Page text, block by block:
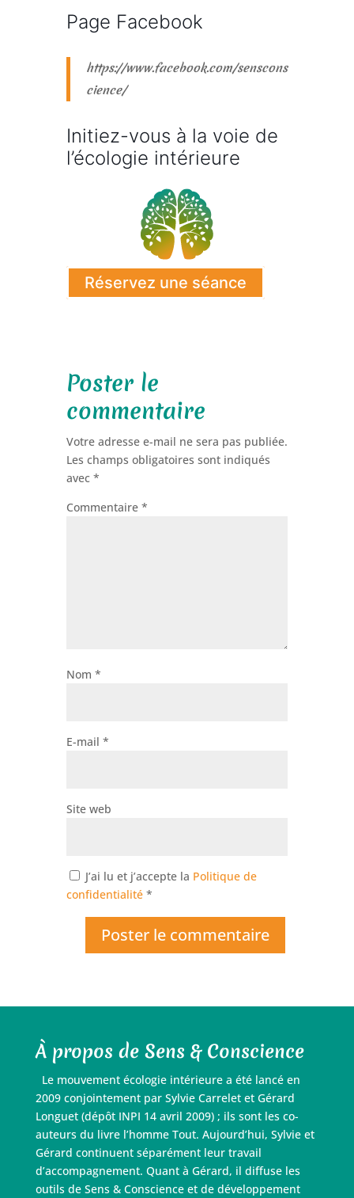
Page Facebook
https://www.facebook.com/senscons
cience/
Initiez-vous à la voie de
l’écologie intérieure
Réservez une séance
Poster le
commentaire
Votre adresse e-mail ne sera pas publiée.
Les champs obligatoires sont indiqués
avec *
Commentaire *
Nom *
E-mail *
Site web
J’ai lu et j’accepte la Politique de
confidentialité *
À propos de Sens & Conscience
Le mouvement écologie intérieure a été lancé en
2009 conjointement par Sylvie Carrelet et Gérard
Longuet (dépôt INPI 14 avril 2009) ; ils sont les co-
auteurs du livre l’homme Tout. Aujourd’hui, Sylvie et
Gérard continuent séparément leur travail
d’accompagnement. Quant à Gérard, il diffuse les
outils de Sens & Conscience et de développement